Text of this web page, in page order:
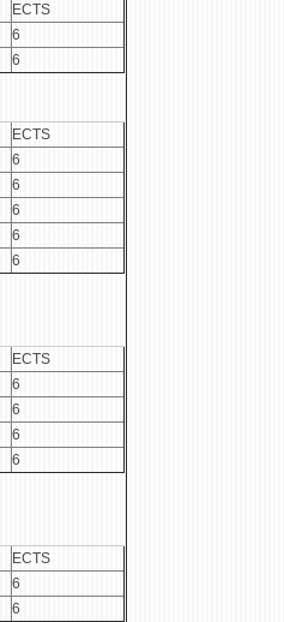
ECTS
6
6
ECTS
6
6
6
6
6
ECTS
6
6
6
6
ECTS
6
6